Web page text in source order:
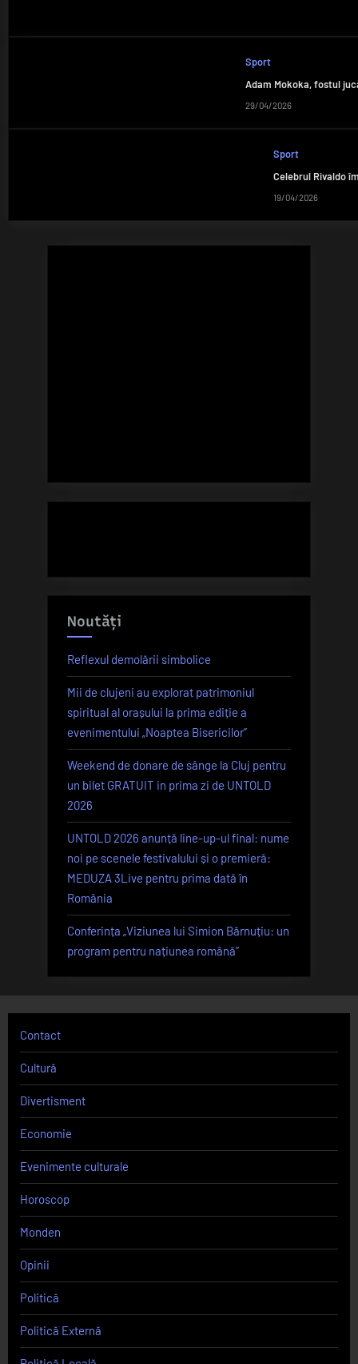
Sport
Adam Mokoka, fostul
29/04/2026
Sport
Celebrul Rivaldo
19/04/2026
Noutăți
Reflexul demolării simbolice
Mii de clujeni au explorat patrimoniul
spiritual al orașului la prima ediție a
evenimentului „Noaptea Bisericilor”
Weekend de donare de sânge la Cluj pentru
un bilet GRATUIT in prima zi de UNTOLD
2026
UNTOLD 2026 anunță line-up-ul final: nume
noi pe scenele festivalului și o premieră:
MEDUZA 3Live pentru prima dată în
România
Conferința „Viziunea lui Simion Bărnuțiu: un
program pentru națiunea română”
Contact
Cultură
Divertisment
Economie
Evenimente culturale
Horoscop
Monden
Opinii
Politică
Politică Externă